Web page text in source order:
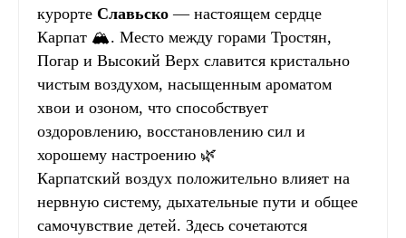
курорте Славьско — настоящем сердце
Карпат 🏔️. Место между горами Тростян,
Погар и Высокий Верх славится кристально
чистым воздухом, насыщенным ароматом
хвои и озоном, что способствует
оздоровлению, восстановлению сил и
хорошему настроению 🌿
Карпатский воздух положительно влияет на
нервную систему, дыхательные пути и общее
самочувствие детей. Здесь сочетаются